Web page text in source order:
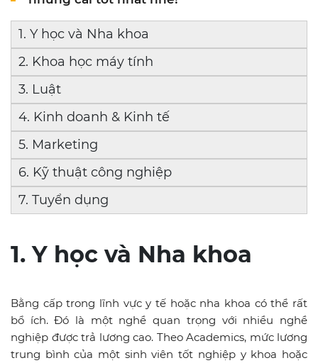
1. Y học và Nha khoa
2. Khoa học máy tính
3. Luật
4. Kinh doanh & Kinh tế
5. Marketing
6. Kỹ thuật công nghiệp
7. Tuyển dụng
1. Y học và Nha khoa
Bằng cấp trong lĩnh vực y tế hoặc nha khoa có thể rất
bổ ích. Đó là một nghề quan trọng với nhiều nghề
nghiệp được trả lương cao. Theo Academics, mức lương
trung bình của một sinh viên tốt nghiệp y khoa hoặc